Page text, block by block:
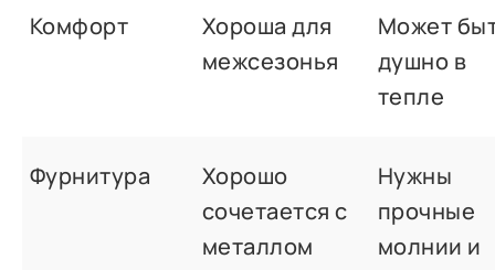
Комфорт
Хороша для
межсезонья
Может
душно в
тепле
Фурнитура
Хорошо
сочетается с
металлом
Нужны
прочные
молнии и